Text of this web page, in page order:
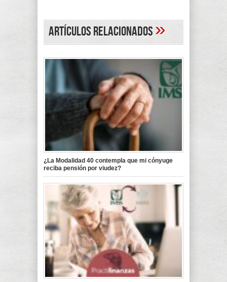
Artículos Relacionados»
¿La Modalidad 40 contempla que mi cónyuge
reciba pensión por viudez?